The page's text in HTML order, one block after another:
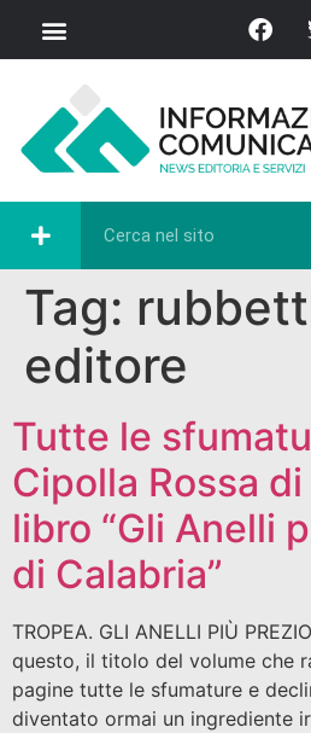
Tag:
editore
Tutte le
Cipolla Rossa
libro “Gli Anelli
di Calabria”
TROPEA. GLI ANELLI PIÙ
questo, il titolo del volume che
pagine tutte le sfumature e
diventato ormai un ingrediente